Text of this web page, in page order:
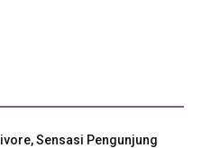
Sensasi Pengunjung